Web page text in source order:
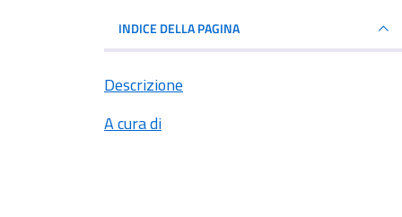
INDICE DELLA PAGINA
Descrizione
A cura di